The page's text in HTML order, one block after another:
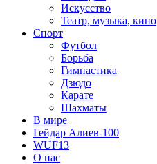
Искусство
Театр, музыка, кино
Спорт
Футбол
Борьба
Гимнастика
Дзюдо
Карате
Шахматы
В мире
Гейдар Алиев-100
WUF13
О нас